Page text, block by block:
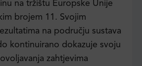
na tržištu Europske Unije
brojem 11. Svojim
na području sustava
kontinuirano dokazuje svoju
zahtjevima